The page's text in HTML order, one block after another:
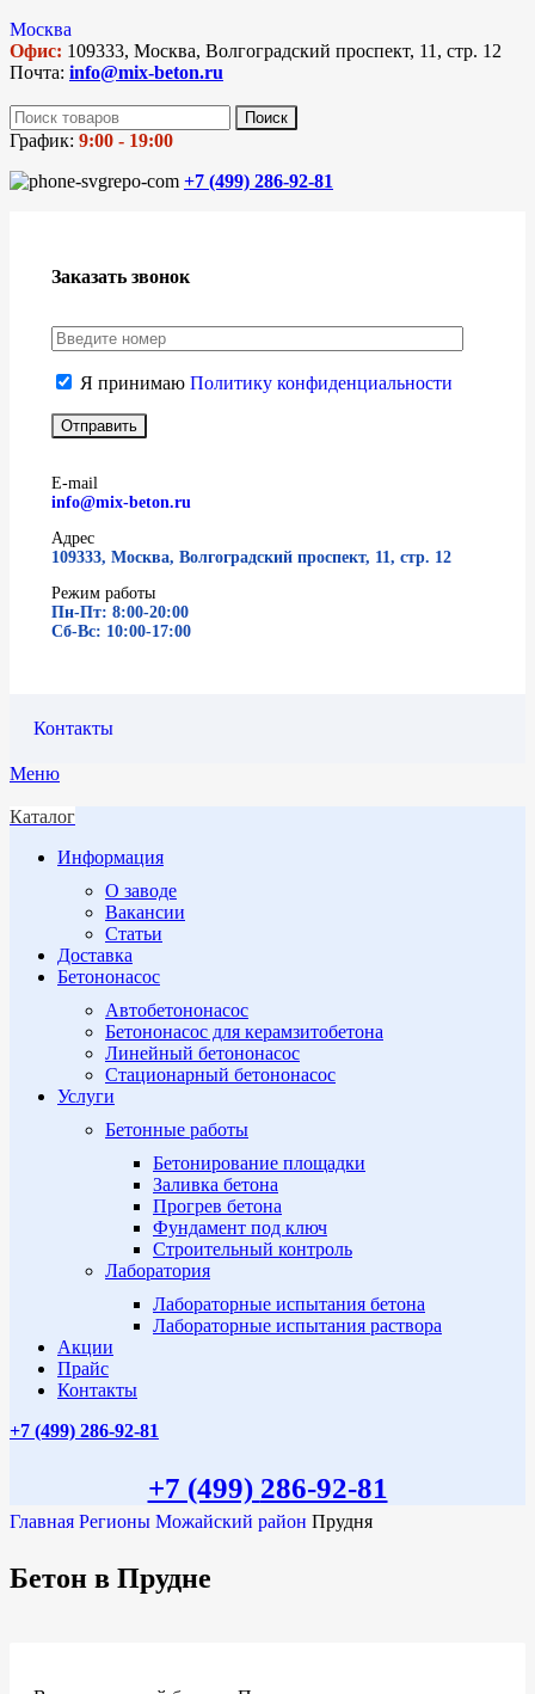
Москва
Офис: 109333, Москва, Волгоградский проспект, 11, стр. 12
Почта: info@mix-beton.ru
Поиск
График: 9:00 - 19:00
+7 (499) 286-92-81
Заказать звонок
Я принимаю Политику конфиденциальности
E-mail
info@mix-beton.ru
Адрес
109333, Москва, Волгоградский проспект, 11, стр. 12
Режим работы
Пн-Пт: 8:00-20:00
Сб-Вс: 10:00-17:00
Контакты
Меню
Каталог
Информация
О заводе
Вакансии
Статьи
Доставка
Бетононасос
Автобетононасос
Бетононасос для керамзитобетона
Линейный бетононасос
Стационарный бетононасос
Услуги
Бетонные работы
Бетонирование площадки
Заливка бетона
Прогрев бетона
Фундамент под ключ
Строительный контроль
Лаборатория
Лабораторные испытания бетона
Лабораторные испытания раствора
Акции
Прайс
Контакты
+7 (499) 286-92-81
+7 (499) 286-92-81
Главная Регионы Можайский район Прудня
Бетон в Прудне